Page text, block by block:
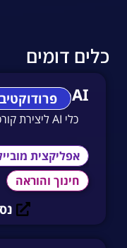
כלים דומים
כלי AI ליצירת קורסים ברשת בקלות.
אפליקצית
חינוך והוראה